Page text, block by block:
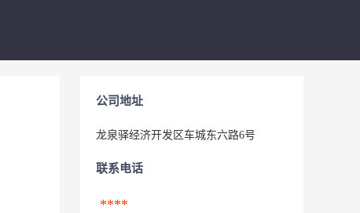
公司地址
龙泉驿经济开发区车城东六路6号
联系电话
****